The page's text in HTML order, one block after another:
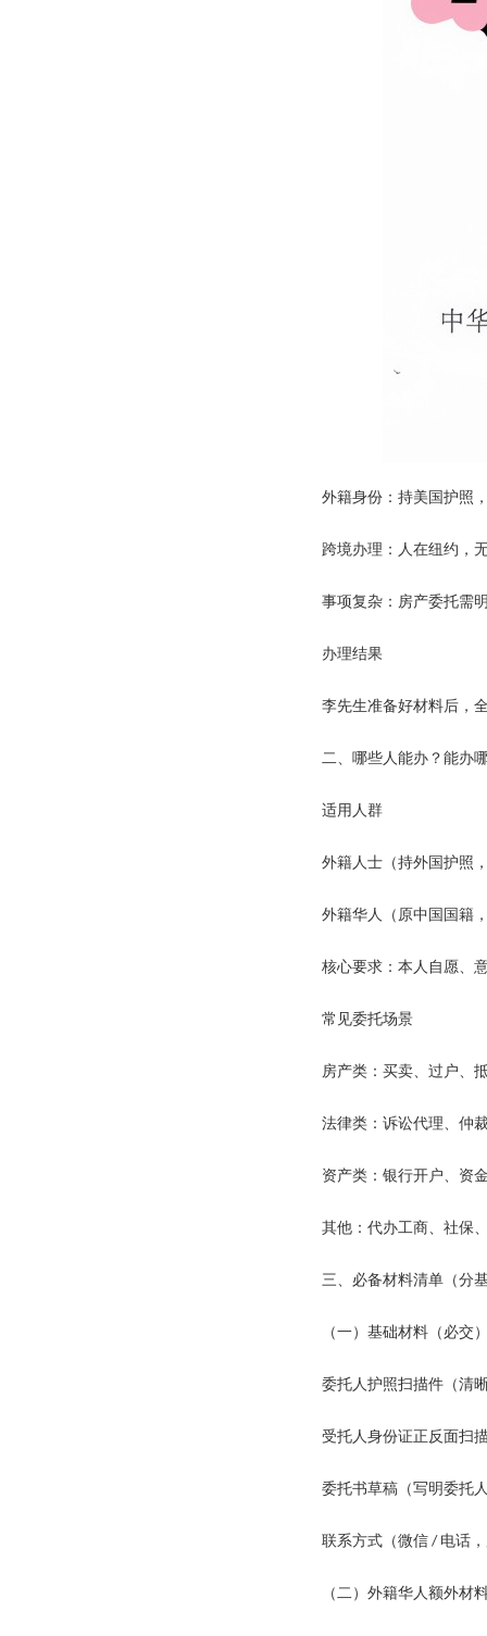
外籍身份：持美国护照
跨境办理：人在纽约，
事项复杂：房产委托需
办理结果
李先生准备好材料后，
二、哪些人能办？能办
适用人群
外籍人士（持外国护照
外籍华人（原中国国籍
核心要求：本人自愿、
常见委托场景
房产类：买卖、过户、
法律类：诉讼代理、仲
资产类：银行开户、资
其他：代办工商、社保
三、必备材料清单（分
（一）基础材料（必交
委托人护照扫描件（清
受托人身份证正反面扫
委托书草稿（写明委托
联系方式（微信 / 电话
（二）外籍华人额外材